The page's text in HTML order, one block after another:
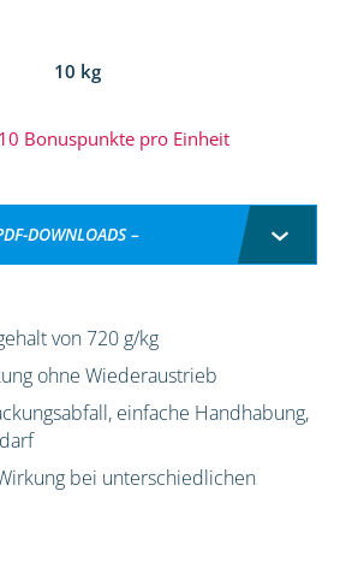
10 kg
10 Bonuspunkte pro Einheit
DOWNLOADS –
von 720 g/kg
ohne Wiederaustrieb
einfache Handhabung,
bei unterschiedlichen